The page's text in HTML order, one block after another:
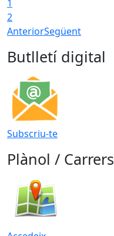
1
2
AnteriorSegüent
Butlletí digital
Subscriu-te
Plànol / Carrers